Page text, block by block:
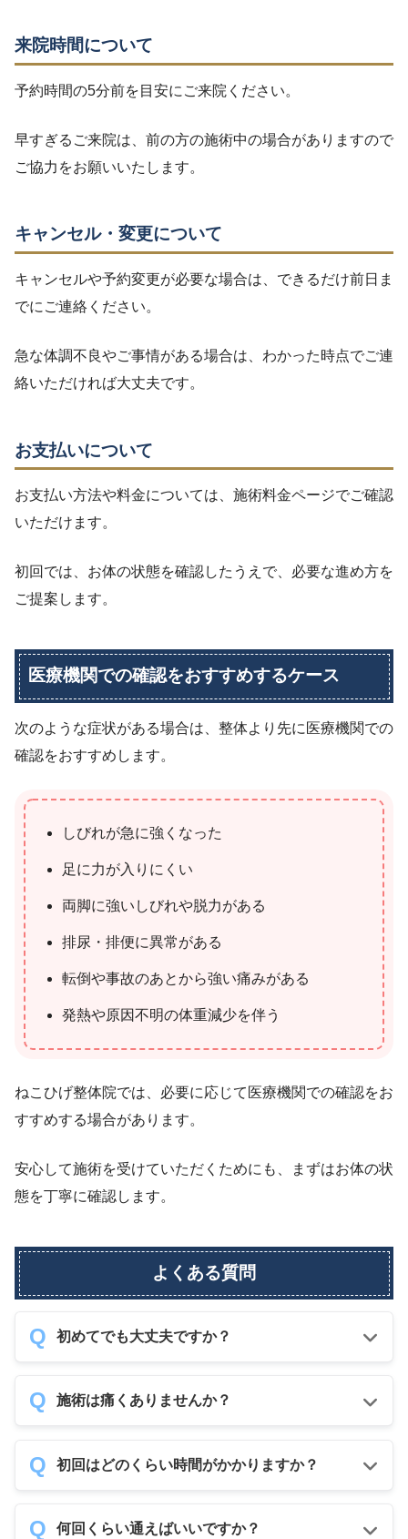
来院時間について
予約時間の5分前を目安にご来院ください。
早すぎるご来院は、前の方の施術中の場合がありますので
ご協力をお願いいたします。
キャンセル・変更について
キャンセルや予約変更が必要な場合は、できるだけ前日ま
でにご連絡ください。
急な体調不良やご事情がある場合は、わかった時点でご連
絡いただければ大丈夫です。
お支払いについて
お支払い方法や料金については、施術料金ページでご確認
いただけます。
初回では、お体の状態を確認したうえで、必要な進め方を
ご提案します。
医療機関での確認をおすすめするケース
次のような症状がある場合は、整体より先に医療機関での
確認をおすすめします。
しびれが急に強くなった
足に力が入りにくい
両脚に強いしびれや脱力がある
排尿・排便に異常がある
転倒や事故のあとから強い痛みがある
発熱や原因不明の体重減少を伴う
ねこひげ整体院では、必要に応じて医療機関での確認をお
すすめする場合があります。
安心して施術を受けていただくためにも、まずはお体の状
態を丁寧に確認します。
よくある質問
初めてでも大丈夫ですか？
施術は痛くありませんか？
初回はどのくらい時間がかかりますか？
何回くらい通えばいいですか？